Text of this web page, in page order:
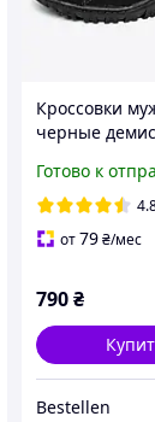
Кроссовки
черные
Готово к
от79₴/мес
790₴
Bestellen